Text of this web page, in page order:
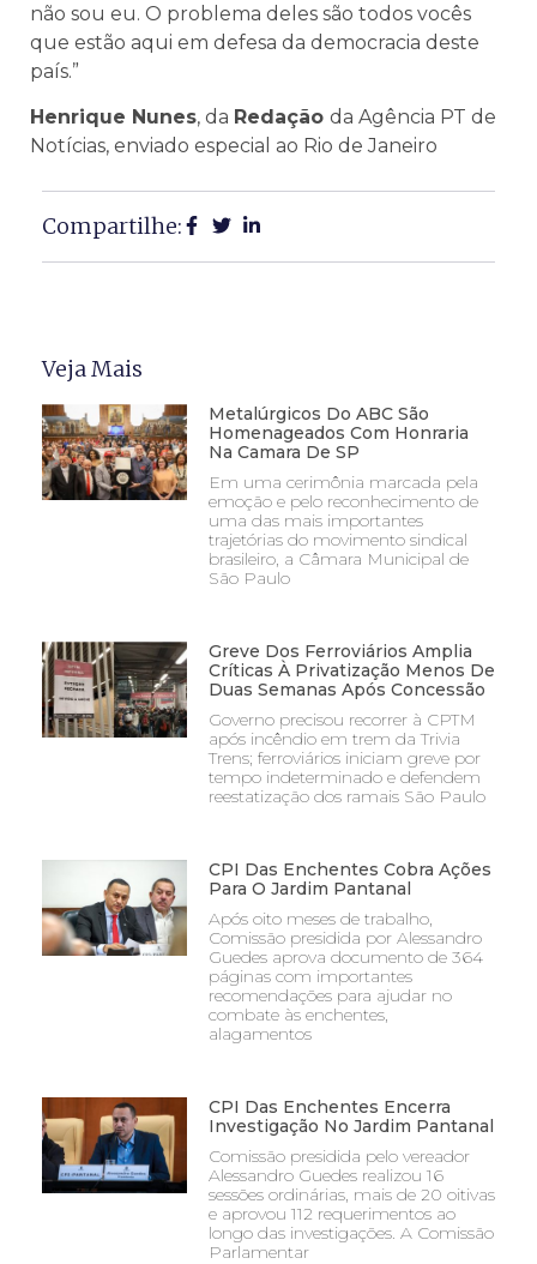
não sou eu. O problema deles são todos vocês
que estão aqui em defesa da democracia deste
país.”
Henrique Nunes, da Redação da Agência PT de
Notícias, enviado especial ao Rio de Janeiro
Compartilhe:
Veja Mais
Metalúrgicos Do ABC São
Homenageados Com Honraria
Na Camara De SP
Em uma cerimônia marcada pela
emoção e pelo reconhecimento de
uma das mais importantes
trajetórias do movimento sindical
brasileiro, a Câmara Municipal de
São Paulo
Greve Dos Ferroviários Amplia
Críticas À Privatização Menos De
Duas Semanas Após Concessão
Governo precisou recorrer à CPTM
após incêndio em trem da Trivia
Trens; ferroviários iniciam greve por
tempo indeterminado e defendem
reestatização dos ramais São Paulo
CPI Das Enchentes Cobra Ações
Para O Jardim Pantanal
Após oito meses de trabalho,
Comissão presidida por Alessandro
Guedes aprova documento de 364
páginas com importantes
recomendações para ajudar no
combate às enchentes,
alagamentos
CPI Das Enchentes Encerra
Investigação No Jardim Pantanal
Comissão presidida pelo vereador
Alessandro Guedes realizou 16
sessões ordinárias, mais de 20 oitivas
e aprovou 112 requerimentos ao
longo das investigações. A Comissão
Parlamentar